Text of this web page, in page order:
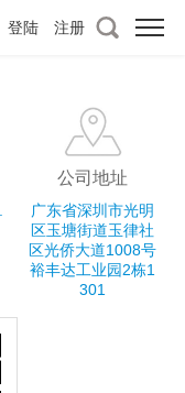
登陆 注册
公司地址
广东省深圳市光明
区玉塘街道玉律社
区光侨大道1008号
裕丰达工业园2栋1
301